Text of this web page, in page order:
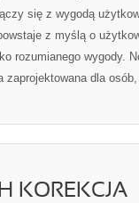
się z wygodą
z myślą o
rozumianego wygody.
zaprojektowana dla
KOREKCJA